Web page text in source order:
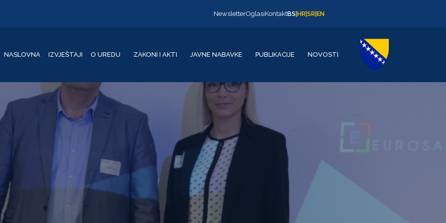
NewsletterOglasiKontaktBS HR SR EN
NASLOVNA IZVJEŠTAJI O UREDU ZAKONI I AKTI JAVNE NABAVKE PUBLIKACIJE NOVOSTI